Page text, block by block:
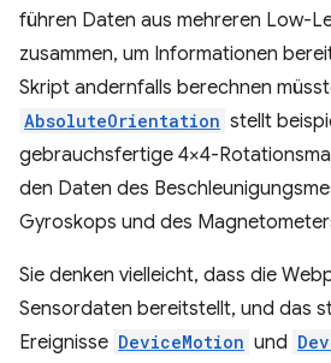
führen Daten aus mehreren Low-
zusammen, um Informationen
Skript andernfalls berechnen
AbsoluteOrientation stellt
gebrauchsfertige 4×4-
den Daten des
Gyroskops und des
Sie denken vielleicht, dass die
Sensordaten bereitstellt, und das
Ereignisse DeviceMotion und